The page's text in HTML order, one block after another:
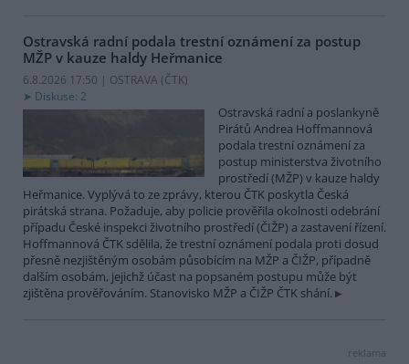
Ostravská radní podala trestní oznámení za postup
MŽP v kauze haldy Heřmanice
6.8.2026 17:50 | OSTRAVA (ČTK)
Diskuse: 2
Ostravská radní a poslankyně
Pirátů Andrea Hoffmannová
podala trestní oznámení za
postup ministerstva životního
prostředí (MŽP) v kauze haldy
Heřmanice. Vyplývá to ze zprávy, kterou ČTK poskytla Česká
pirátská strana. Požaduje, aby policie prověřila okolnosti odebrání
případu České inspekci životního prostředí (ČIŽP) a zastavení řízení.
Hoffmannová ČTK sdělila, že trestní oznámení podala proti dosud
přesně nezjištěným osobám působícím na MŽP a ČIŽP, případně
dalším osobám, jejichž účast na popsaném postupu může být
zjištěna prověřováním. Stanovisko MŽP a ČIŽP ČTK shání.
reklama